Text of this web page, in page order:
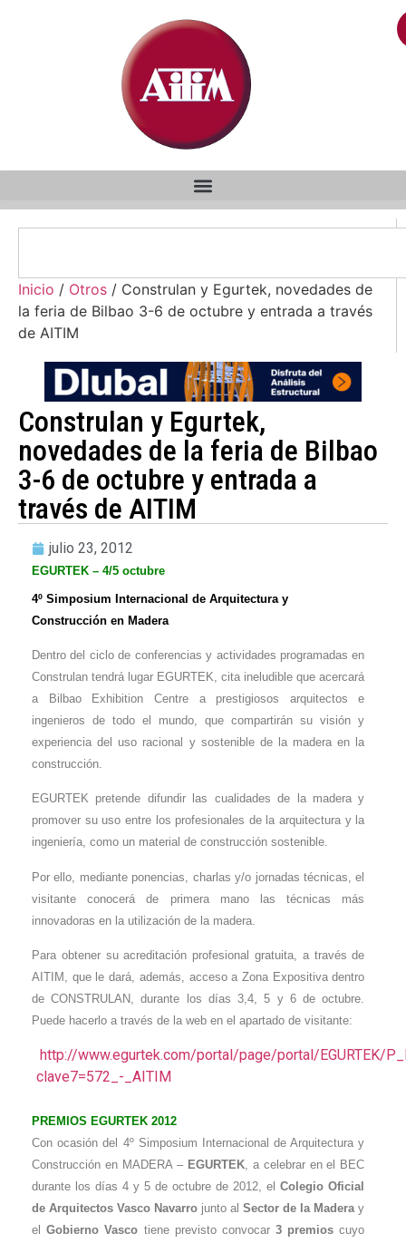
Inicio / Otros / Construlan y Egurtek, novedades de
la feria de Bilbao 3-6 de octubre y entrada a través
de AITIM
Construlan y Egurtek,
novedades de la feria de Bilbao
3-6 de octubre y entrada a
través de AITIM
julio 23, 2012
EGURTEK – 4/5 octubre
4º Simposium Internacional de Arquitectura y
Construcción en Madera
Dentro del ciclo de conferencias y actividades programadas en
Construlan tendrá lugar EGURTEK, cita ineludible que acercará
a Bilbao Exhibition Centre a prestigiosos arquitectos e
ingenieros de todo el mundo, que compartirán su visión y
experiencia del uso racional y sostenible de la madera en la
construcción.
EGURTEK pretende difundir las cualidades de la madera y
promover su uso entre los profesionales de la arquitectura y la
ingeniería, como un material de construcción sostenible.
Por ello, mediante ponencias, charlas y/o jornadas técnicas, el
visitante conocerá de primera mano las técnicas más
innovadoras en la utilización de la madera.
Para obtener su acreditación profesional gratuita, a través de
AITIM, que le dará, además, acceso a Zona Expositiva dentro
de CONSTRULAN, durante los días 3,4, 5 y 6 de octubre.
Puede hacerlo a través de la web en el apartado de visitante:
http://www.egurtek.com/portal/page/portal/EGURTEK/
clave7=572_-_AITIM
PREMIOS EGURTEK 2012
Con ocasión del 4º Simposium Internacional de Arquitectura y
Construcción en MADERA – EGURTEK, a celebrar en el BEC
durante los días 4 y 5 de octubre de 2012, elColegio Oficial
de Arquitectos Vasco Navarro junto alSector de la Madera y
elGobierno Vasco tiene previsto convocar3 premios cuyo